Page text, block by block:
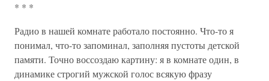
* * *
Радио в нашей комнате работало постоянно. Что-то я
понимал, что-то запоминал, заполняя пустоты детской
памяти. Точно воссоздаю картину: я в комнате один, в
динамике строгий мужской голос всякую фразу